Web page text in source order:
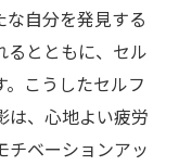
自分を発見する
るとともに、セル
こうしたセルフ
は、心地よい疲労
チベーションアッ